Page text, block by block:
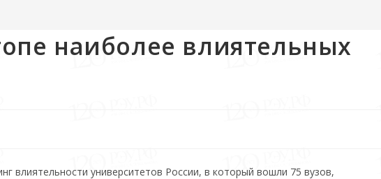
наиболее влиятельных
влиятельности университетов России, в который вошли 75 вузов,